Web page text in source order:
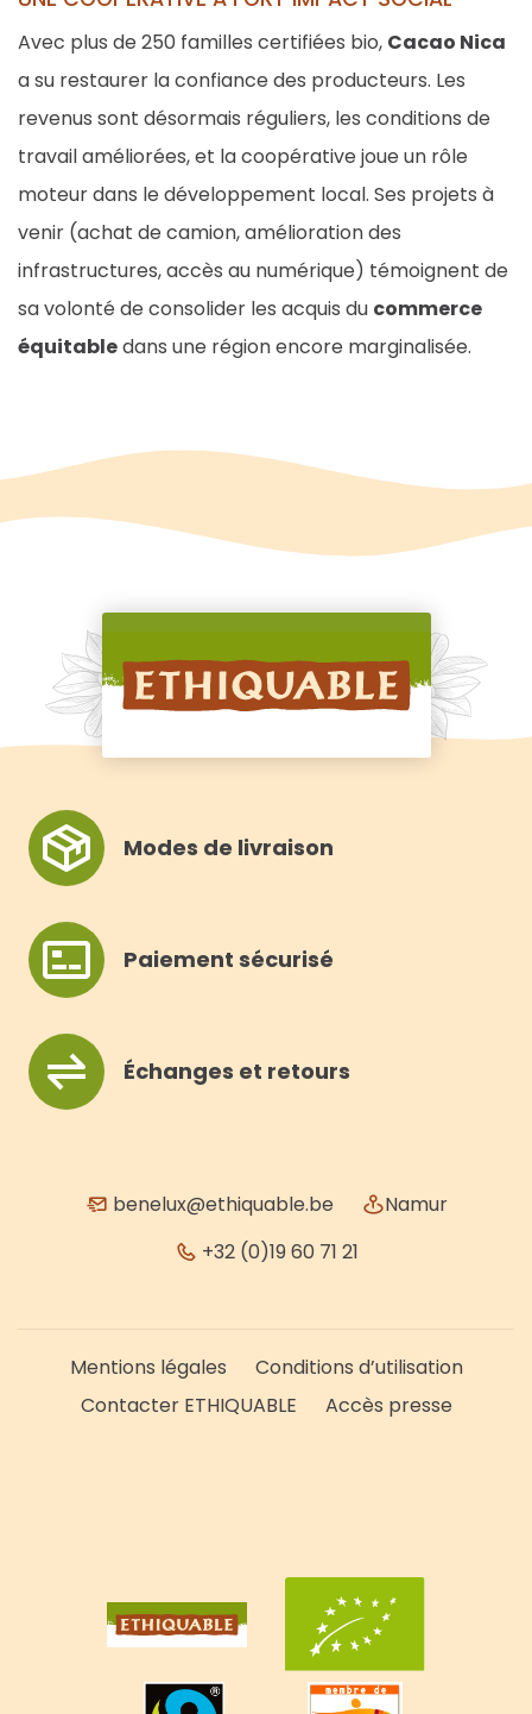
Avec plus de 250 familles certifiées bio, Cacao Nica
a su restaurer la confiance des producteurs. Les
revenus sont désormais réguliers, les conditions de
travail améliorées, et la coopérative joue un rôle
moteur dans le développement local. Ses projets à
venir (achat de camion, amélioration des
infrastructures, accès au numérique) témoignent de
sa volonté de consolider les acquis du commerce
équitabledans une région encore marginalisée.
Modes de livraison
Paiement sécurisé
Échanges et retours
benelux@ethiquable.be
Namur
+32 (0)19 60 71 21
Mentions légales
Conditions d’utilisation
Contacter ETHIQUABLE
Accès presse